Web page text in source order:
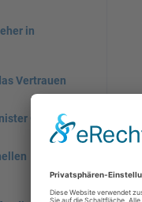
in
Vertrauen
Gremmels